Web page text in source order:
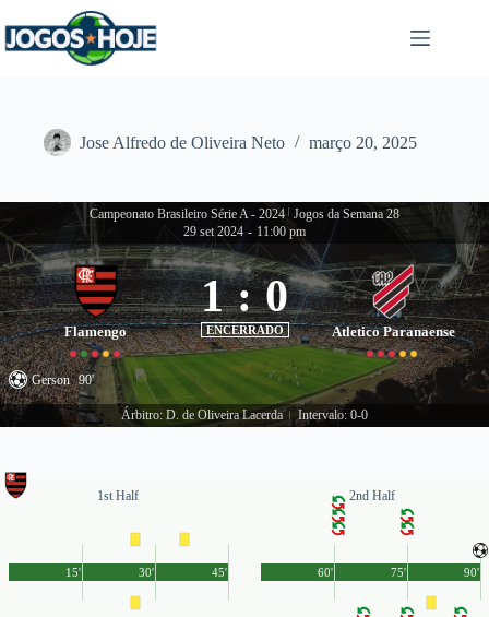
para
o
Jose Alfredo de Oliveira Neto março 20, 2025
Campeonato Brasileiro Série A - 2024 Jogos da Semana 28
29 set 2024 - 11:00 pm
Flamengo
1 : 0
ENCERRADO Atletico Paranaense
Gerson 90'
Árbitro: D. de Oliveira Lacerda Intervalo: 0-0
1st Half
45'
15' 30'
2nd Half
90'
60' 75'